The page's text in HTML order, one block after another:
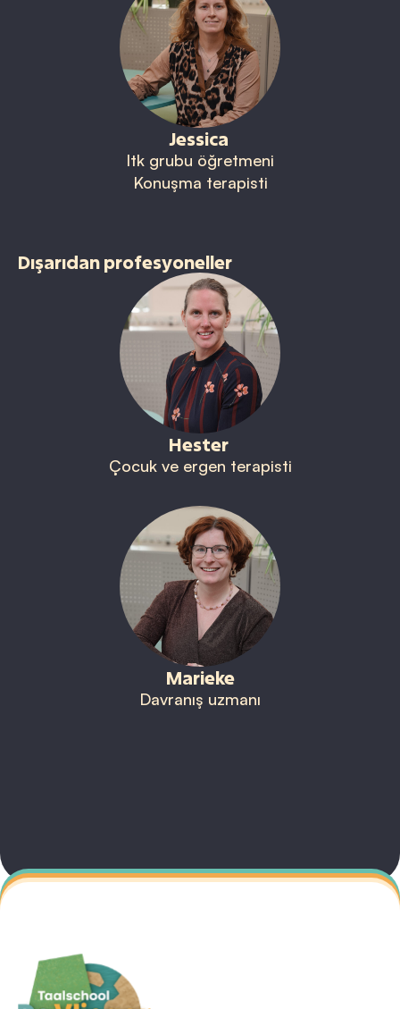
Jessica
Itk grubu öğretmeni
Konuşma terapisti
Dışarıdan profesyoneller
Hester
Çocuk ve ergen terapisti
Marieke
Davranış uzmanı